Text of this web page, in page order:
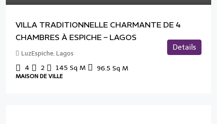
VILLA TRADITIONNELLE CHARMANTE DE 4
CHAMBRES À ESPICHE – LAGOS
LuzEspiche, Lagos
4 2 145 Sq M 96.5 Sq M
MAISON DE VILLE
Details